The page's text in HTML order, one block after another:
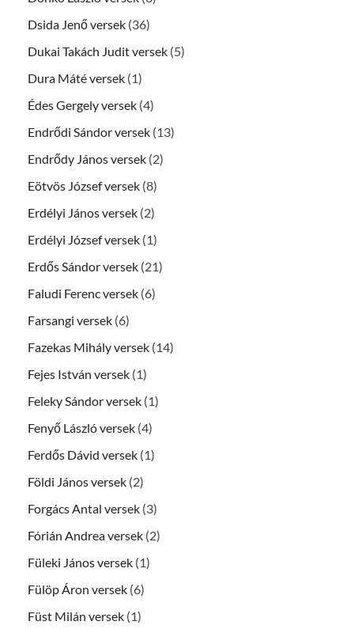
Dsida Jenő versek (36)
Dukai Takách Judit versek (5)
Dura Máté versek (1)
Édes Gergely versek (4)
Endrődi Sándor versek (13)
Endrődy János versek (2)
Eötvös József versek (8)
Erdélyi János versek (2)
Erdélyi József versek (1)
Erdős Sándor versek (21)
Faludi Ferenc versek (6)
Farsangi versek (6)
Fazekas Mihály versek (14)
Fejes István versek (1)
Feleky Sándor versek (1)
Fenyő László versek (4)
Ferdős Dávid versek (1)
Földi János versek (2)
Forgács Antal versek (3)
Fórián Andrea versek (2)
Füleki János versek (1)
Fülöp Áron versek (6)
Füst Milán versek (1)